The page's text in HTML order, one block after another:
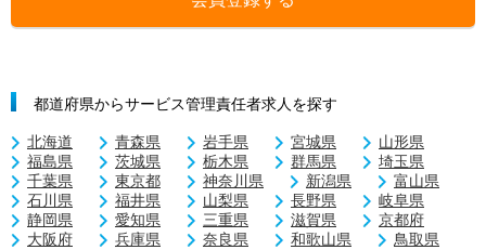
都道府県からサービス管理責任者求人を探す
北海道 青森県 岩手県 宮城県
山形県
福島県
茨城県 栃木県 群馬県
埼玉県
千葉県
東京都 神奈川県 新潟県
富山県
石川県
福井県 山梨県 長野県
岐阜県
静岡県
愛知県 三重県 滋賀県
京都府
大阪府
兵庫県 奈良県 和歌山県
鳥取県